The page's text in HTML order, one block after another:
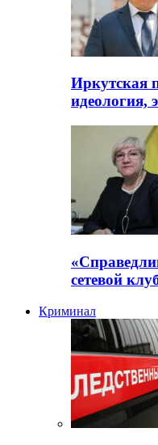
Иркутская
идеология,
сетевой
Криминал